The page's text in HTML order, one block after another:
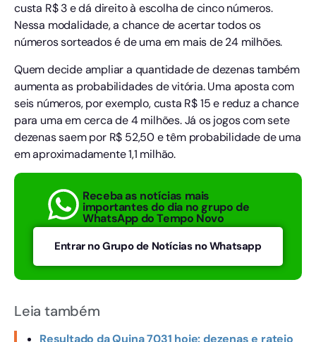
custa R$ 3 e dá direito à escolha de cinco números.
Nessa modalidade, a chance de acertar todos os
números sorteados é de uma em mais de 24 milhões.
Quem decide ampliar a quantidade de dezenas também
aumenta as probabilidades de vitória. Uma aposta com
seis números, por exemplo, custa R$ 15 e reduz a chance
para uma em cerca de 4 milhões. Já os jogos com sete
dezenas saem por R$ 52,50 e têm probabilidade de uma
em aproximadamente 1,1 milhão.
Receba as notícias mais
importantes do dia no grupo de
WhatsApp do Tempo Novo
Entrar no Grupo de Notícias no Whatsapp
Leia também
Resultado da Quina 7031 hoje: dezenas e rateio